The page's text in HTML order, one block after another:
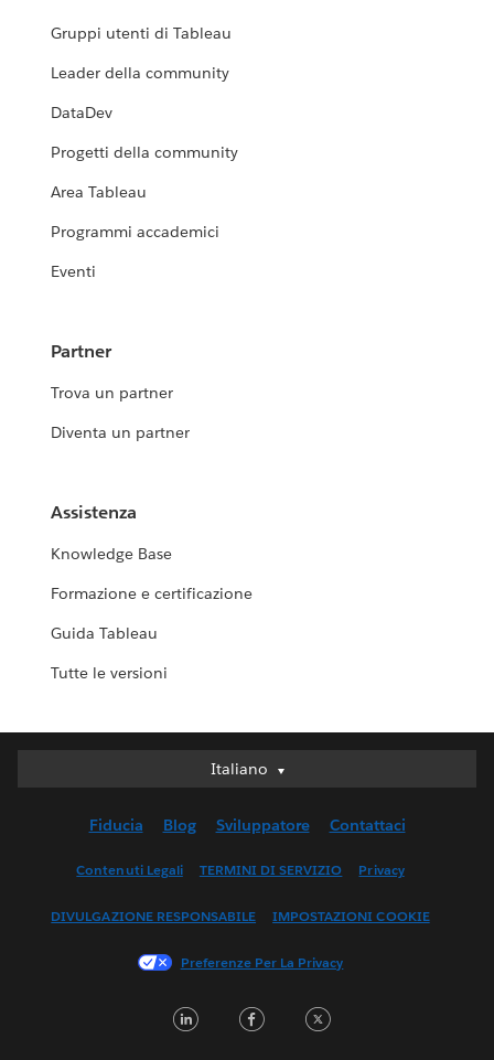
Gruppi utenti di Tableau
Leader della community
DataDev
Progetti della community
Area Tableau
Programmi accademici
Eventi
Partner
Trova un partner
Diventa un partner
Assistenza
Knowledge Base
Formazione e certificazione
Guida Tableau
Tutte le versioni
Italiano
Italiano
English (UK)
Français (Canada)
한국어
Fiducia Blog Sviluppatore Contattaci
Contenuti Legali TERMINI DI SERVIZIO Privacy
DIVULGAZIONE RESPONSABILE IMPOSTAZIONI COOKIE
Preferenze Per La Privacy
LinkedInFacebook